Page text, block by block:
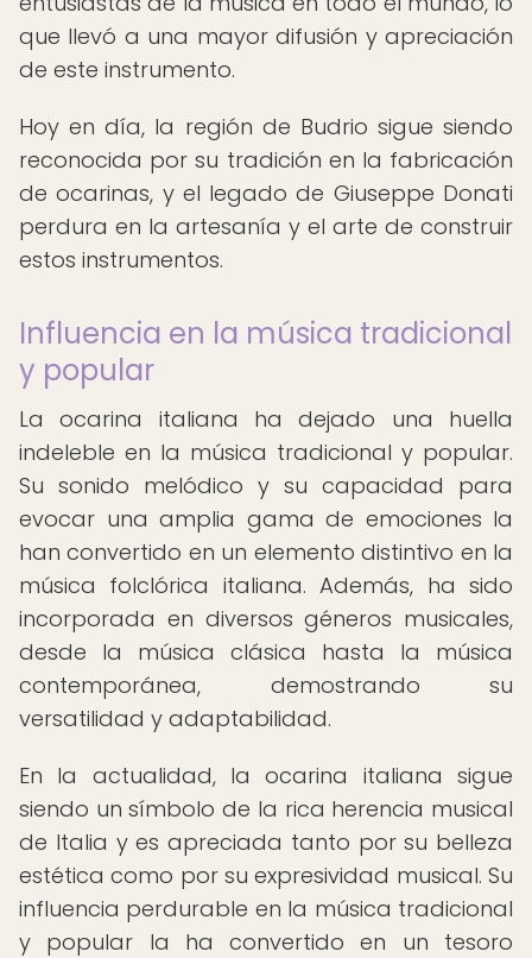
que llevó a una mayor difusión y apreciación
de este instrumento.
Hoy en día, la región de Budrio sigue siendo
reconocida por su tradición en la fabricación
de ocarinas, y el legado de Giuseppe Donati
perdura en la artesanía y el arte de construir
estos instrumentos.
Influencia en la música tradicional
y popular
La ocarina italiana ha dejado una huella
indeleble en la música tradicional y popular.
Su sonido melódico y su capacidad para
evocar una amplia gama de emociones la
han convertido en un elemento distintivo en la
música folclórica italiana. Además, ha sido
incorporada en diversos géneros musicales,
desde la música clásica hasta la música
contemporánea, demostrando su
versatilidad y adaptabilidad.
En la actualidad, la ocarina italiana sigue
siendo un símbolo de la rica herencia musical
de Italia y es apreciada tanto por su belleza
estética como por su expresividad musical. Su
influencia perdurable en la música tradicional
y popular la ha convertido en un tesoro